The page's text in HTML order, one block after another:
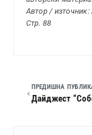
Автор /
Стр. 88
ПРЕДИШНА